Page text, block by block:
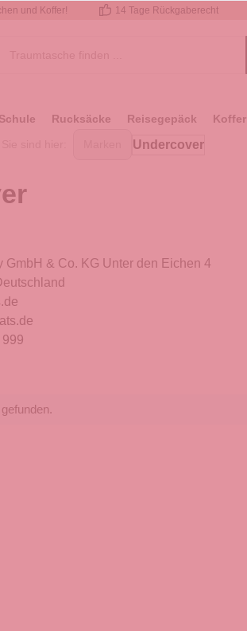
und Koffer! 14 Tage Rückgaberecht
Rucksäcke Reisegepäck Koffer
Undercover
GmbH & Co. KG Unter den Eichen 4